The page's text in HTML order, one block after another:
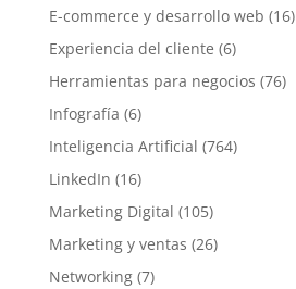
E-commerce y desarrollo web (16)
Experiencia del cliente (6)
Herramientas para negocios (76)
Infografía (6)
Inteligencia Artificial (764)
LinkedIn (16)
Marketing Digital (105)
Marketing y ventas (26)
Networking(7)